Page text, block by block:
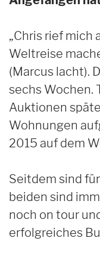
„Chris rief mich
Weltreise
(Marcus lacht).
sechs Wochen.
Auktionen
Wohnungen
2015 auf dem
Seitdem sind
beiden sind
noch on tour
erfolgreiches